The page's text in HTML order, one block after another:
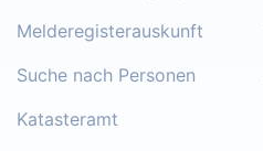
Melderegisterauskunft
Suche nach Personen
Katasteramt